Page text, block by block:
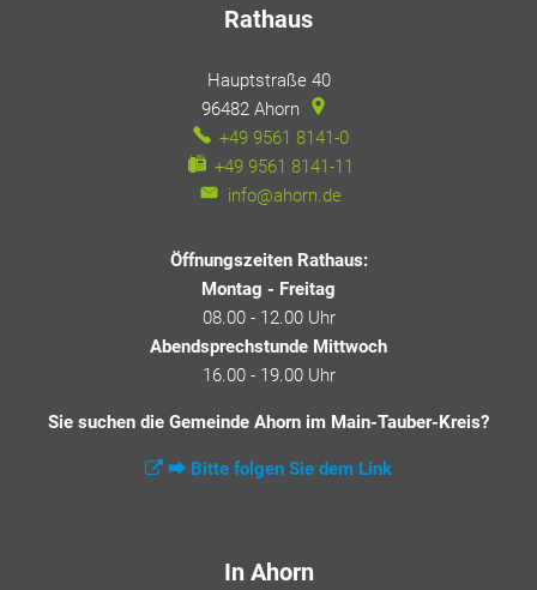
Rathaus
Hauptstraße 40
96482 Ahorn
+49 9561 8141-0
+49 9561 8141-11
info@ahorn.de
Öffnungszeiten Rathaus:
Montag - Freitag
08.00 - 12.00 Uhr
Abendsprechstunde Mittwoch
16.00 - 19.00 Uhr
Sie suchen die Gemeinde Ahorn im Main-Tauber-Kreis?
⮕ Bitte folgen Sie dem Link
In Ahorn